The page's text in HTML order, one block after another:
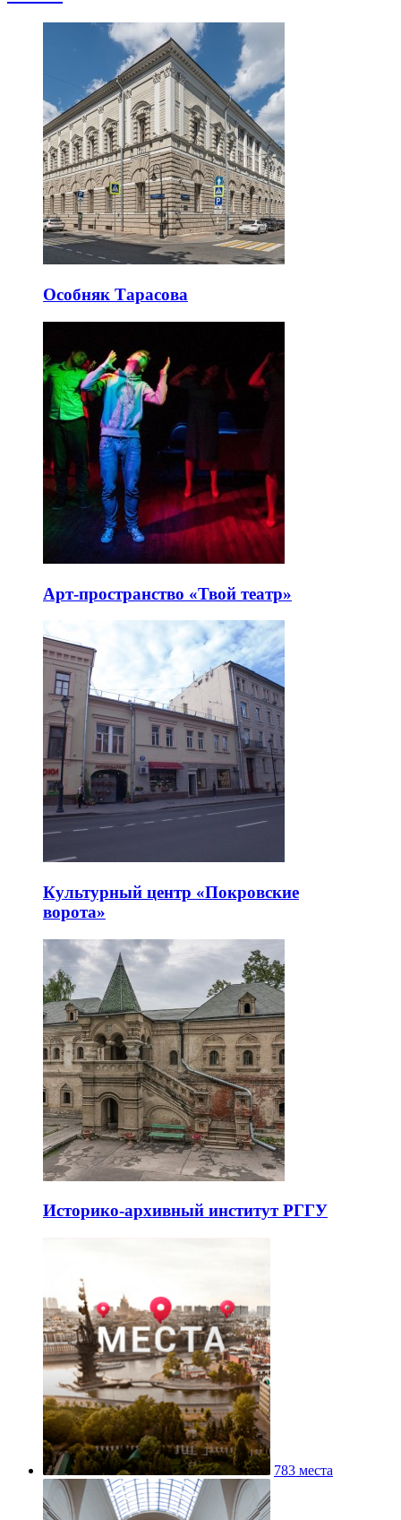
Особняк Тарасова
Арт-пространство «Твой театр»
Культурный центр «Покровские
ворота»
Историко-архивный институт РГГУ
783 места